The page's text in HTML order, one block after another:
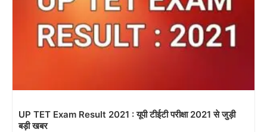
UP TET Exam Result 2021 : यूपी टीईटी परीक्षा 2021 से जुड़ी
बड़ी खबर